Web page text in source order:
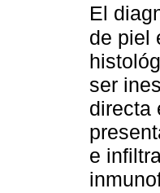
El
de piel
ser
directa
e